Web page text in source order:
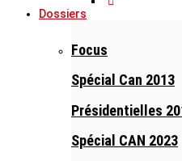
Dossiers
Focus
Spécial Can 2013
Présidentielles
Spécial CAN 2023